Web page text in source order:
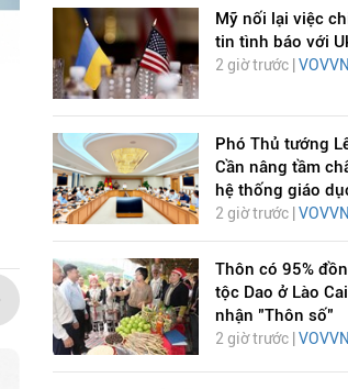
Mỹ nối lại việc
tin tình báo với
2 giờ trước | VOVVN
Phó Thủ tướng
Cần nâng tầm
hệ thống giáo
2 giờ trước | VOVVN
Thôn có 95%
tộc Dao ở Lào
nhận "Thôn số"
2 giờ trước | VOVVN